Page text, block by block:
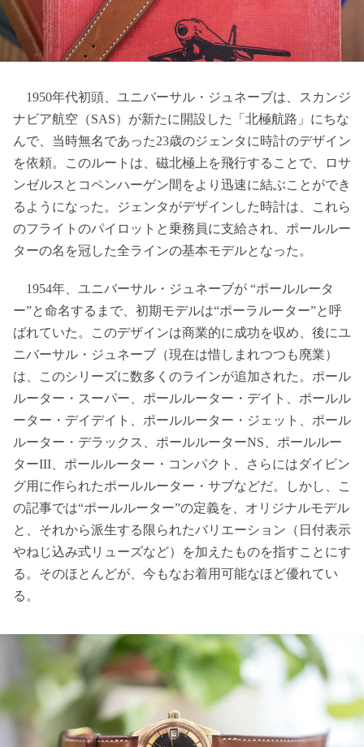
1950年代初頭、ユニバーサル・ジュネーブは、スカンジ
ナビア航空（SAS）が新たに開設した「北極航路」にちな
んで、当時無名であった23歳のジェンタに時計のデザイン
を依頼。このルートは、磁北極上を飛行することで、ロサ
ンゼルスとコペンハーゲン間をより迅速に結ぶことができ
るようになった。ジェンタがデザインした時計は、これら
のフライトのパイロットと乗務員に支給され、ポールルー
ターの名を冠した全ラインの基本モデルとなった。
1954年、ユニバーサル・ジュネーブが “ポールルータ
ー”と命名するまで、初期モデルは“ポーラルーター”と呼
ばれていた。このデザインは商業的に成功を収め、後にユ
ニバーサル・ジュネーブ（現在は惜しまれつつも廃業）
は、このシリーズに数多くのラインが追加された。ポール
ルーター・スーパー、ポールルーター・デイト、ポールル
ーター・デイデイト、ポールルーター・ジェット、ポール
ルーター・デラックス、ポールルーターNS、ポールルー
ターIII、ポールルーター・コンパクト、さらにはダイビン
グ用に作られたポールルーター・サブなどだ。しかし、こ
の記事では“ポールルーター”の定義を、オリジナルモデル
と、それから派生する限られたバリエーション（日付表示
やねじ込み式リューズなど）を加えたものを指すことにす
る。そのほとんどが、今もなお着用可能なほど優れてい
る。